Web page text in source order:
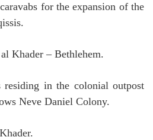
for the expansion of the
Khader – Bethlehem.
residing in the colonial outpost
Neve Daniel Colony.